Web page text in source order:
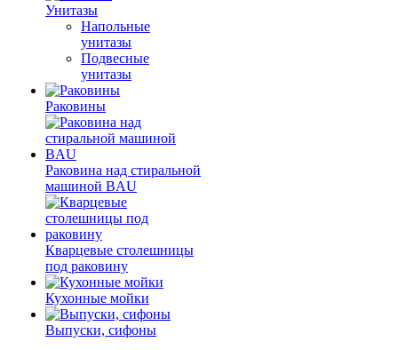
Унитазы
Напольные
унитазы
Подвесные
унитазы
Раковины
Раковина над стиральной
машиной BAU
Кварцевые столешницы
под раковину
Кухонные мойки
Выпуски, сифоны